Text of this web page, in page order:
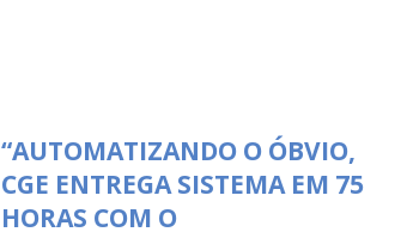
“AUTOMATIZANDO O ÓBVIO,
CGE ENTREGA SISTEMA EM 75
HORAS COM O